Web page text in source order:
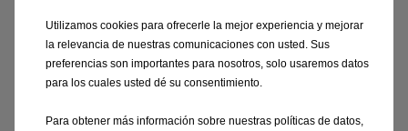
SISTEMAS DE AUDIO
Utilizamos cookies para ofrecerle la mejor experiencia y mejorar
la relevancia de nuestras comunicaciones con usted. Sus
preferencias son importantes para nosotros, solo usaremos datos
para los cuales usted dé su consentimiento.
Para obtener más información sobre nuestras políticas de datos,